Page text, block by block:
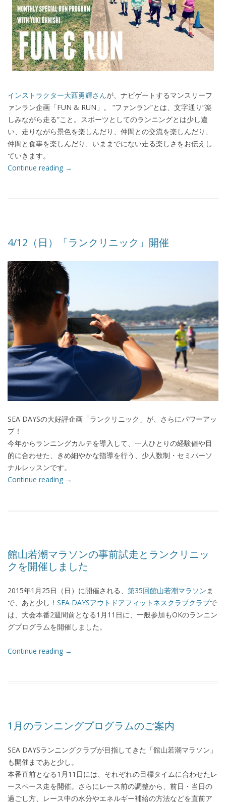
インストラクター大西勇輝さんが、ナビゲートするマンスリーフ
ァンラン企画「FUN & RUN」。 “ファンラン”とは、文字通り“楽
しみながら走る”こと。スポーツとしてのランニングとは少し違
い、走りながら景色を楽しんだり、仲間との交流を楽しんだり、
仲間と食事を楽しんだり、いままでにない走る楽しさをお伝えし
ていきます。
Continue reading →
4/12（日）「ランクリニック」開催
SEA DAYSの大好評企画「ランクリニック」が、さらにパワーアッ
プ！
今年からランニングカルテを導入して、一人ひとりの経験値や目
的に合わせた、きめ細やかな指導を行う、少人数制・セミパーソ
ナルレッスンです。
Continue reading →
館山若潮マラソンの事前試走とランクリニッ
クを開催しました
2015年1月25日（日）に開催される、 第35回館山若潮マラソンま
で、あと少し！ SEA DAYSアウトドアフィットネスクラブクラブで
は、大会本番2週間前となる1月11日に、一般参加もOKのランニン
グプログラムを開催しました。
Continue reading →
1月のランニングプログラムのご案内
SEA DAYSランニングクラブが目指してきた「館山若潮マラソン」
も開催まであと少し。
本番直前となる1月11日には、それぞれの目標タイムに合わせたレ
ースペース走を開催。さらにレース前の調整から、前日・当日の
過ごし方、レース中の水分やエネルギー補給の方法などを直前ア